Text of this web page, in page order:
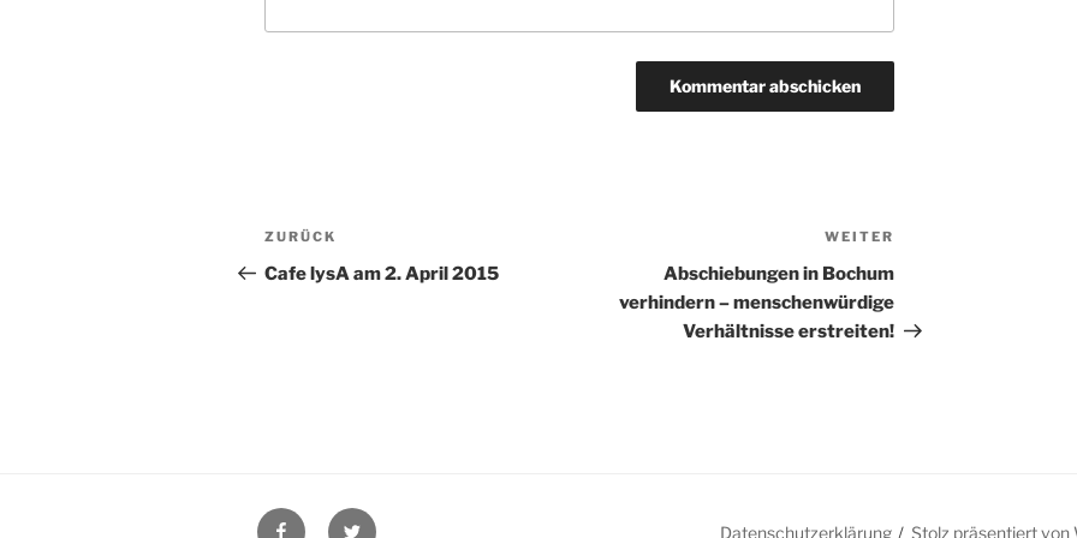
Beitragsnavigation
Vorheriger
Beitrag
ZURÜCK
Cafe lysA am 2. April 2015
Beitrag
WEITER
Abschiebungen in Bochum
verhindern – menschenwürdige
Verhältnisse erstreiten!
FacebookTwitter Datenschutzerklärung Stolz präsentiert von